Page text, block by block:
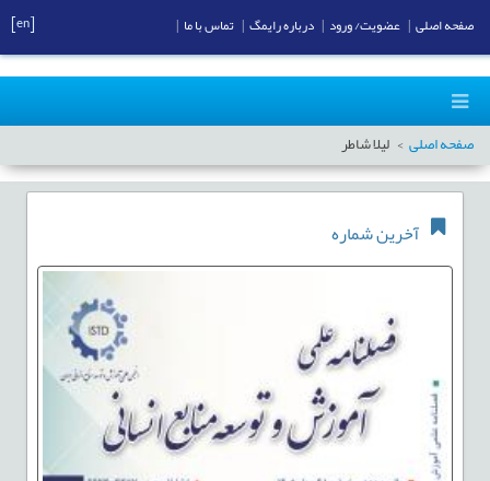
صفحه اصلی لیلا شاطر
آخرین شماره
صفحه اصلی عضویت/ ورود درباره رایمگ تماس با ما